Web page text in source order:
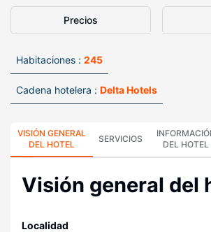
Precios
Habitaciones : 245
Cadena hotelera : Delta Hotels
VISIÓN GENERAL
DEL HOTEL
SERVICIOS
DEL HOTEL
Visión general del
Localidad